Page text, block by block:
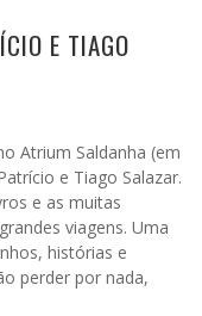
E TIAGO
Atrium Saldanha (em
e Tiago Salazar.
e as muitas
viagens. Uma
histórias e
perder por nada,